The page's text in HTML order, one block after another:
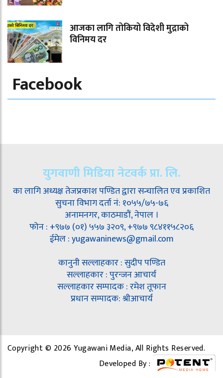
आजका लागि तोकियो विदेशी मुद्राको
विनिमय दर
Facebook
युगवाणी मिडिया नेटवर्क प्रा. लि.
का लागि अध्यक्ष तेजप्रकाश पण्डित द्वारा सन्चालित एव प्रकाशित
सुचना विभाग दर्ता नं: १०५५/७५-७६
अनामनगर, काठमाडौं, नेपाल ।
फोन : +९७७ (०१) ५५७ ३२०९, +९७७ ९८४११५८२०६
ईमेल : yugawaninews@gmail.com
कानुनी सल्लाहकार : सुदीप पण्डित
सल्लाहकार : पुरन्जन आचार्य
सल्लाहकार सम्पादक : रमेश तूफान
प्रधान सम्पादक: श्रीआचार्य
Copyright © 2026 Yugawani Media, All Rights Reserved.
Developed By :